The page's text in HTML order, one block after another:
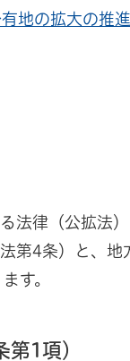
地の拡大の推
法律（公拡法
第4条）と、
す。
第1項）